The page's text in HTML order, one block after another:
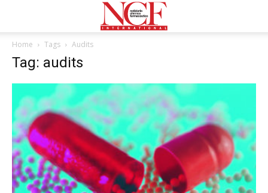
Home Tags Audits
Tag: audits